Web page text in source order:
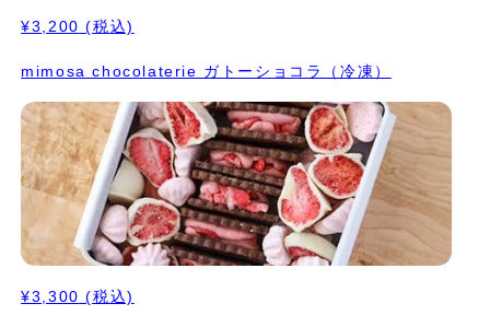
¥3,200 (税込)
mimosa chocolaterie ガトーショコラ（冷凍）
¥3,300 (税込)